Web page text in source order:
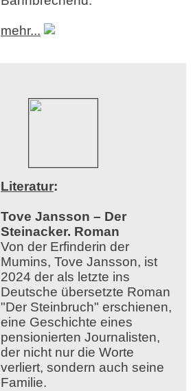
mehr...
Literatur:
Tove Jansson – Der
Steinacker. Roman
Von der Erfinderin der
Mumins, Tove Jansson, ist
2024 der als letzte ins
Deutsche übersetzte Roman
"Der Steinbruch" erschienen,
eine Geschichte eines
pensionierten Journalisten,
der nicht nur die Worte
verliert, sondern auch seine
Familie.